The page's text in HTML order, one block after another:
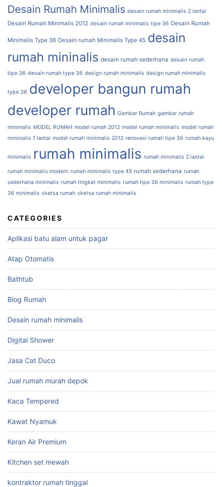
Desain Rumah Minimalis desain rumah minimalis 2 lantai
Desain Rumah Minimalis 2012 desain rumah minimalis tipe 36 Desain Rumah
Minimalis Type 36 Desain rumah Minimalis Type 45 desain
rumah mininalis desain rumah sederhana desain rumah
tipe 36 desain rumah type 36 design rumah minimalis design rumah minimalis
type 36 developer bangun rumah
developer rumah Gambar Rumah gambar rumah
minimalis MODEL RUMAH model rumah 2012 model rumah minimalis model rumah
minimalis 1 lantai model rumah minimalis 2012 renovasi rumah tipe 36 rumah kayu
minimalis rumah minimalis rumah minimalis 2 lantai
rumah minimalis modern rumah minimalis type 45 rumah sederhana rumah
sederhana minimalis rumah tingkat minimalis rumah tipe 36 minimalis rumah type
36 minimalis sketsa rumah sketsa rumah minimalis
CATEGORIES
Aplikasi batu alam untuk pagar
Atap Otomatis
Bathtub
Blog Rumah
Desain rumah minimalis
Digital Shower
Jasa Cat Duco
Jual rumah murah depok
Kaca Tempered
Kawat Nyamuk
Keran Air Premium
Kitchen set mewah
kontraktor rumah tinggal